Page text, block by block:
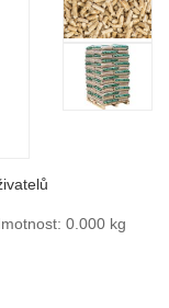
0.000 kg